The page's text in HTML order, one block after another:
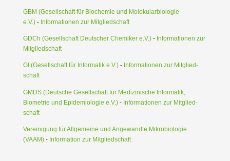
GBM (Gesell­schaft für Biochemie und Moleku­lar­bio­logie
e.V.)- Infor­ma­tionen zur Mitglied­schaft
GDCh (Gesell­schaft Deutscher Chemiker e.V.)- Infor­ma­tionen zur
Mitglied­schaft
GI (Gesell­schaft für Infor­matik e.V.)- Infor­ma­tionen zur Mitglied­
schaft
GMDS (Deutsche Gesell­schaft für Medizi­nische Infor­matik,
Biometrie und Epide­mio­logie e.V.)- Infor­ma­tionen zur Mitglied­
schaft
Verei­nigung für Allge­meine und Angewandte Mikro­bio­logie
(VAAM) - Infor­mation zur Mitglied­schaft